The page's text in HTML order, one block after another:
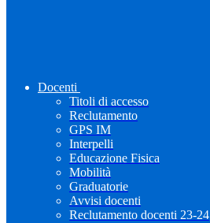
Docenti
Titoli di accesso
Reclutamento
GPS IM
Interpelli
Educazione Fisica
Mobilità
Graduatorie
Avvisi docenti
Reclutamento docenti 23-24